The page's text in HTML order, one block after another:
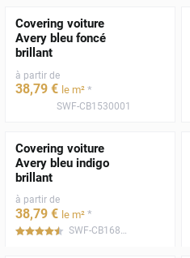
Covering voiture
Avery bleu foncé
brillant
à partir de
38,79 € le m² *
SWF-CB1530001
Covering voiture
Avery bleu indigo
brillant
à partir de
38,79 € le m² *
***** SWF-CB1680001